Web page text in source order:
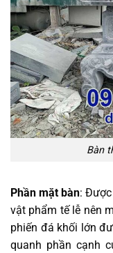
Bàn
Phần mặt bàn:
vật phẩm tế lễ nên
phiến đá khối lớn
quanh phần cạnh